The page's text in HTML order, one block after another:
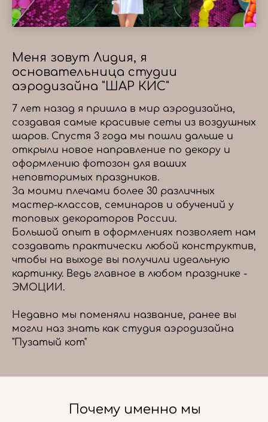
Меня зовут Лидия, я
основательница студии
аэродизайна "ШАР КИС"
7 лет назад я пришла в мир аэродизайна,
создавая самые красивые сеты из воздушных
шаров. Спустя 3 года мы пошли дальше и
открыли новое направление по декору и
оформлению фотозон для ваших
неповторимых праздников.
За моими плечами более 30 различных
мастер-классов, семинаров и обучений у
топовых декораторов России.
Большой опыт в оформлениях позволяет нам
создавать практически любой конструктив,
чтобы на выходе вы получили идеальную
картинку. Ведь главное в любом празднике -
ЭМОЦИИ.
Недавно мы поменяли название, ранее вы
могли наз знать как студия аэродизайна
"Пузатый кот"
Почему именно мы